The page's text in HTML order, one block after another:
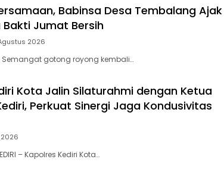
Babinsa Desa Tembalang Ajak
Bakti Jumat Bersih
2026
Semangat gotong royong kembali…
Kota Jalin Silaturahmi dengan Ketua
Perkuat Sinergi Jaga Kondusivitas
– Kapolres Kediri Kota…